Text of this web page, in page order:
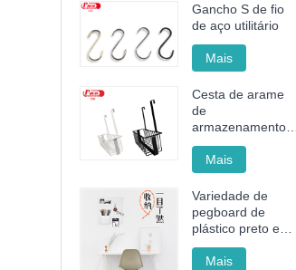
Gancho S de fio
de aço utilitário
Mais
Cesta de arame
de
armazenamento
de aço sem
perfurações
Mais
Variedade de
pegboard de
plástico preto e
branco
Mais